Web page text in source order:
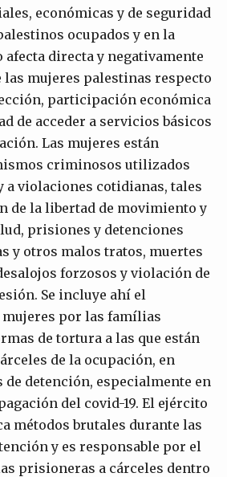
económicas y de seguridad
ocupados y en la
afecta directa y negativamente
mujeres palestinas respecto
participación económica
de acceder a servicios básicos
Las mujeres están
criminosos utilizados
a violaciones cotidianas, tales
de la libertad de movimiento y
prisiones y detenciones
y otros malos tratos, muertes
forzosos y violación de
Se incluye ahí el
por las famílias
de tortura a las que están
de la ocupación, en
detención, especialmente en
del covid-19. El ejército
métodos brutales durante las
y es responsable por el
prisioneras a cárceles dentro